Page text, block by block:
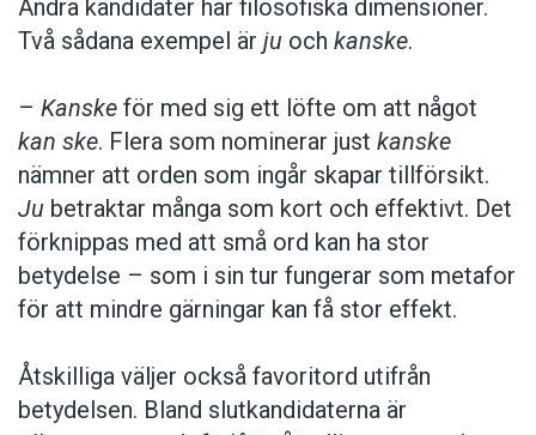
Andra kandidater har filosofiska dimensioner.
Två sådana exempel är ju och kanske.
– Kanske för med sig ett löfte om att något
kan ske. Flera som nominerar just kanske
nämner att orden som ingår skapar tillförsikt.
Ju betraktar många som kort och effektivt. Det
förknippas med att små ord kan ha stor
betydelse – som i sin tur fungerar som metafor
för att mindre gärningar kan få stor effekt.
Åtskilliga väljer också favoritord utifrån
betydelsen. Bland slutkandidaterna är